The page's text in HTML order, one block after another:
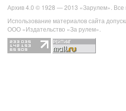
Архив 4.0 © 1928 — 2013 «Зарулем».
Использование материалов сайта
ООО «Издательство «За рулем».